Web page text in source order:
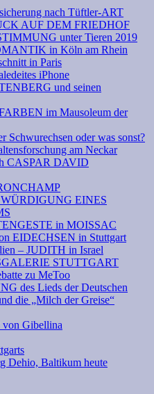
nach Tüftler-ART
AUF DEM FRIEDHOF
unter Tieren 2019
in Köln am Rhein
in Paris
iPhone
und seinen
im Mausoleum der
Schwurechsen oder was sonst?
am Neckar
CASPAR DAVID
WÜRDIGUNG EINES
in MOISSAC
EIDECHSEN in Stuttgart
– JUDITH in Israel
STUTTGART
zu MeToo
des Lieds der Deutschen
die „Milch der Greise“
von Gibellina
Dehio, Baltikum heute